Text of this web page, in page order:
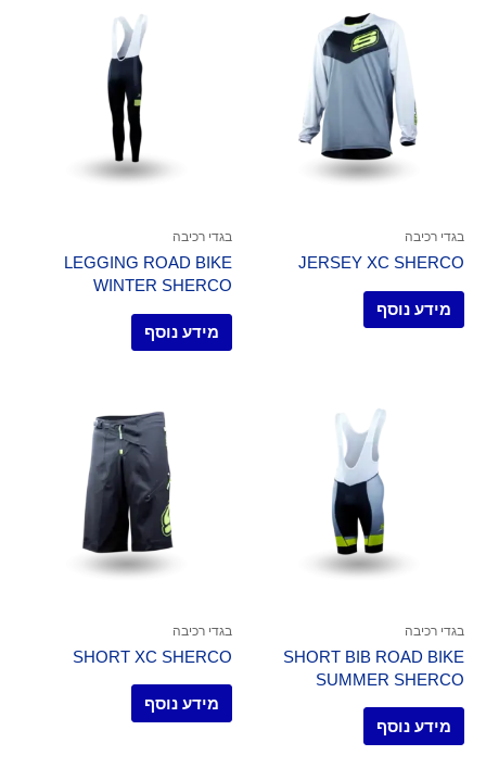
בגדי רכיבה
JERSEY XC SHERCO
מידע נוסף
בגדי רכיבה
LEGGING ROAD BIKE
WINTER SHERCO
מידע נוסף
בגדי רכיבה
SHORT BIB ROAD BIKE
SUMMER SHERCO
מידע נוסף
בגדי רכיבה
SHORT XC SHERCO
מידע נוסף